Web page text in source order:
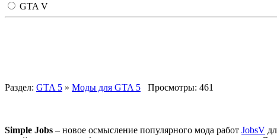
GTA V
Раздел: GTA 5 » Моды для GTA 5 Просмотры: 461
Simple Jobs – новое осмысление популярного мода работ JobsV